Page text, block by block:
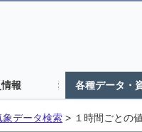
報 各種データ・
象データ検索 > １時間ごとの